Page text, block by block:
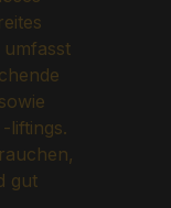
liftings.
gut